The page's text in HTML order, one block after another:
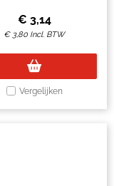
€ 3,14
€ 3,80 Incl. BTW
Vergelijken